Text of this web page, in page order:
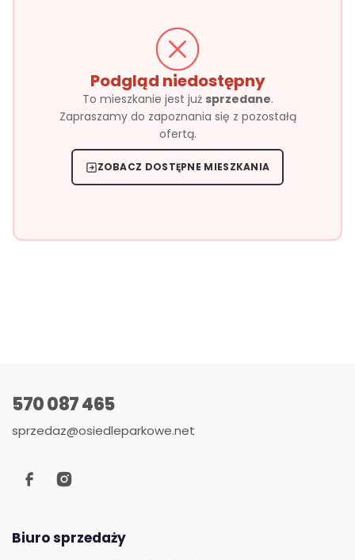
Podgląd niedostępny
To mieszkanie jest już sprzedane.
Zapraszamy do zapoznania się z pozostałą
ofertą.
ZOBACZ DOSTĘPNE MIESZKANIA
570 087 465
sprzedaz@osiedleparkowe.net
Biuro sprzedaży